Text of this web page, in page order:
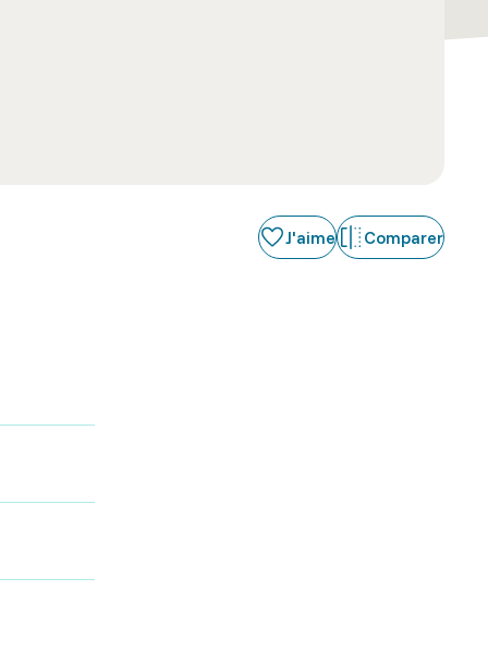
J'aime Comparer